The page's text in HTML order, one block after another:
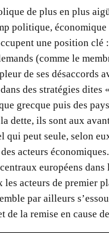
de plus en plus
politique,
une position clé
(comme le
de ses désaccords
des stratégies
grecque puis des
dette, ils sont aux
qui peut seule, selon
acteurs économiques.
européens
les acteurs de premier
par ailleurs
de la remise en cause